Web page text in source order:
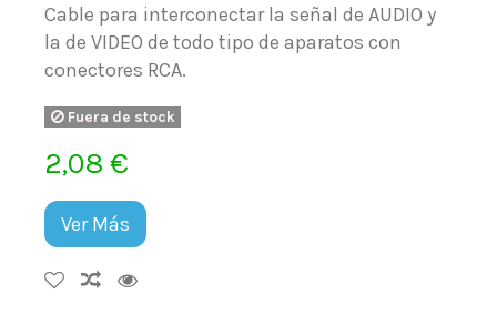
Cable para interconectar la señal de AUDIO y
la de VIDEO de todo tipo de aparatos con
conectores RCA.
Fuera de stock
2,08 €
Ver Más